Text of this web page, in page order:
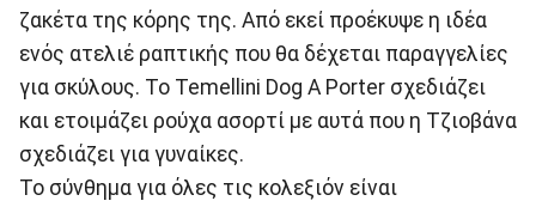
ζακέτα της κόρης της. Από εκεί προέκυψε η ιδέα
ενός ατελιέ ραπτικής που θα δέχεται παραγγελίες
για σκύλους. Το Temellini Dog A Porter σχεδιάζει
και ετοιμάζει ρούχα ασορτί με αυτά που η Τζιοβάνα
σχεδιάζει για γυναίκες.
Το σύνθημα για όλες τις κολεξιόν είναι